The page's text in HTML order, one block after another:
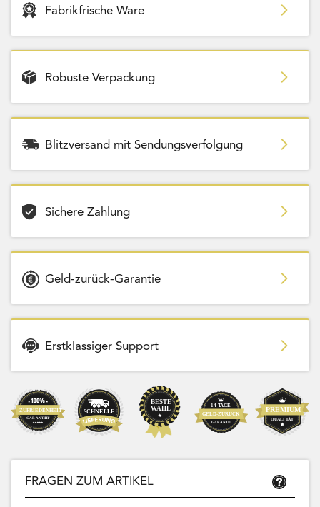
Fabrikfrische Ware
Robuste Verpackung
Blitzversand mit Sendungsverfolgung
Sichere Zahlung
Geld-zurück-Garantie
Erstklassiger Support
FRAGEN ZUM ARTIKEL